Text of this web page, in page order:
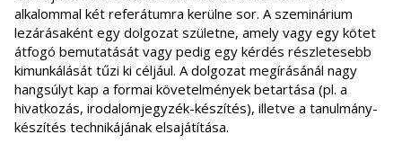
alkalommal két referátumra kerülne sor. A szeminárium
lezárásaként egy dolgozat születne, amely vagy egy kötet
átfogó bemutatását vagy pedig egy kérdés részletesebb
kimunkálását tűzi ki céljául. A dolgozat megírásánál nagy
hangsúlyt kap a formai követelmények betartása (pl. a
hivatkozás, irodalomjegyzék-készítés), illetve a tanulmány-
készítés technikájának elsajátítása.